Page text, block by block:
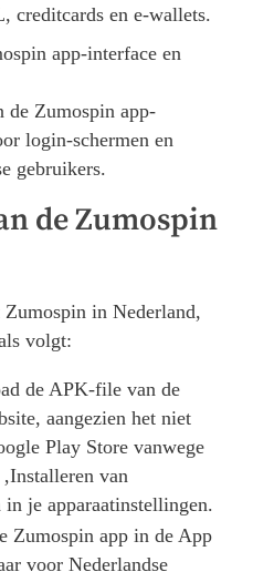
creditcards en e-wallets.
de Zumospin app-
login-schermen en
gebruikers.
de Zumospin
in Nederland,
volgt:
de APK-file van de
aangezien het niet
Play Store vanwege
van
in je apparaatinstellingen.
Zumospin app in de App
voor Nederlandse